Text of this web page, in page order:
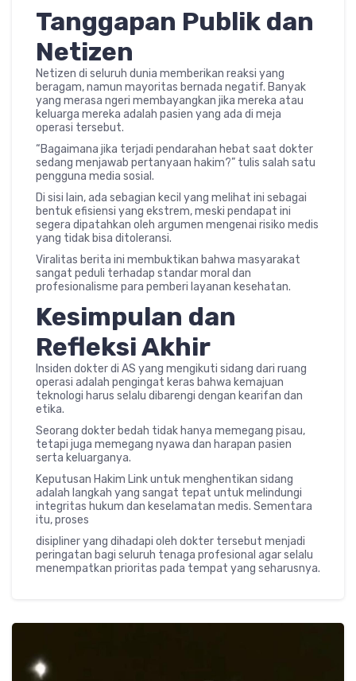
Tanggapan Publik dan
Netizen
Netizen di seluruh dunia memberikan reaksi yang
beragam, namun mayoritas bernada negatif. Banyak
yang merasa ngeri membayangkan jika mereka atau
keluarga mereka adalah pasien yang ada di meja
operasi tersebut.
“Bagaimana jika terjadi pendarahan hebat saat dokter
sedang menjawab pertanyaan hakim?” tulis salah satu
pengguna media sosial.
Di sisi lain, ada sebagian kecil yang melihat ini sebagai
bentuk efisiensi yang ekstrem, meski pendapat ini
segera dipatahkan oleh argumen mengenai risiko medis
yang tidak bisa ditoleransi.
Viralitas berita ini membuktikan bahwa masyarakat
sangat peduli terhadap standar moral dan
profesionalisme para pemberi layanan kesehatan.
Kesimpulan dan
Refleksi Akhir
Insiden dokter di AS yang mengikuti sidang dari ruang
operasi adalah pengingat keras bahwa kemajuan
teknologi harus selalu dibarengi dengan kearifan dan
etika.
Seorang dokter bedah tidak hanya memegang pisau,
tetapi juga memegang nyawa dan harapan pasien
serta keluarganya.
Keputusan Hakim Link untuk menghentikan sidang
adalah langkah yang sangat tepat untuk melindungi
integritas hukum dan keselamatan medis. Sementara
itu, proses
disipliner yang dihadapi oleh dokter tersebut menjadi
peringatan bagi seluruh tenaga profesional agar selalu
menempatkan prioritas pada tempat yang seharusnya.